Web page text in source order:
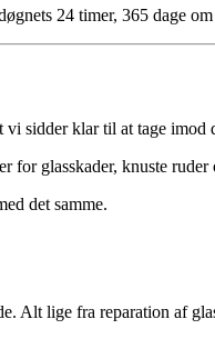
24 timer, 365 dage om
sidder klar til at tage imod
for glasskader, knuste
det samme.
Alt lige fra reparation af